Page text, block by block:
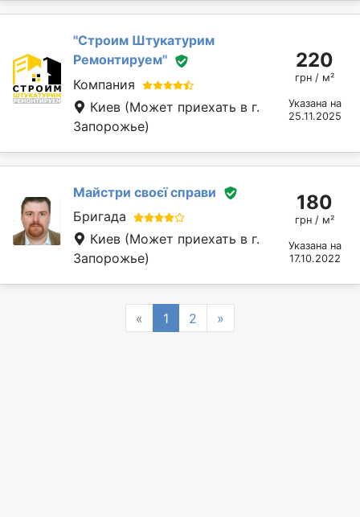
''Строим Штукатурим
Ремонтируем''
Компания
Киев (Может приехать в г.
Запорожье)
220
грн / м²
Указана на
25.11.2025
Майстри своєї справи
Бригада
Киев (Может приехать в г.
Запорожье)
180
грн / м²
Указана на
17.10.2022
« Previous
1 2 »